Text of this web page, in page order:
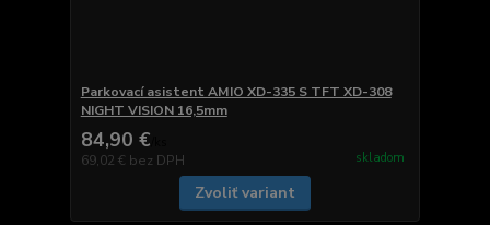
Parkovací asistent AMIO XD-335 S TFT XD-308
NIGHT VISION 16,5mm
84,90 €
69,02 € bez DPH skladom
Zvoliť variant